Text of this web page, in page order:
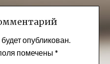
опубликован.
помечены *